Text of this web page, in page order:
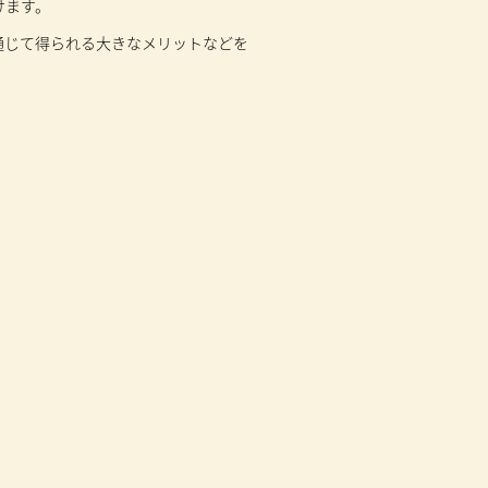
す。
て得られる大きなメリットなどを